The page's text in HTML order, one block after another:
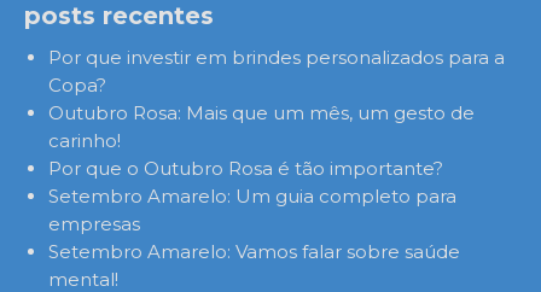
posts recentes
Por que investir em brindes personalizados para a
Copa?
Outubro Rosa: Mais que um mês, um gesto de
carinho!
Por que o Outubro Rosa é tão importante?
Setembro Amarelo: Um guia completo para
empresas
Setembro Amarelo: Vamos falar sobre saúde
mental!